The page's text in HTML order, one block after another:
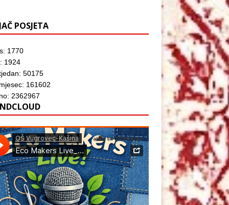
POSJETA
1770
1924
50175
161602
2362967